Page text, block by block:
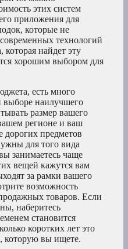
этих систем
приложения для
которые не
технологий
найдет эту
хорошим выбором для
есть много
наилучшего
размер вашего
регионе и ваш
дорогих предметов
для того вида
занимаетесь чаще
вещей кажутся вам
за рамки вашего
возможность
товаров. Если
наберитесь
становится
коротких лет это
которую вы ищете.